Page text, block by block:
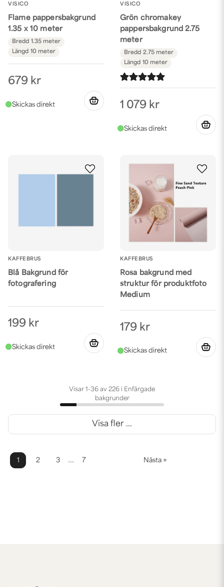
VISICO
Flame pappersbakgrund
1.35 x 10 meter
Bredd 1.35 meter
Längd 10 meter
679 kr
VISICO
Grön chromakey
pappersbakgrund 2.75
meter
Bredd 2.75 meter
Längd 10 meter
1 079 kr
KAFFEBRUS
Blå Bakgrund för
fotografering
199 kr
KAFFEBRUS
Rosa bakgrund med
struktur för produktfoto
Medium
179 kr
Visar 1-36 av 226 i Enfärgade
bakgrunder
Visa fler ...
1 2 3 ... 7 Nästa »